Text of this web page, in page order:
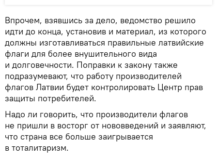
Впрочем, взявшись за дело, ведомство решило
идти до конца, установив и материал, из которого
должны изготавливаться правильные латвийские
флаги для более внушительного вида
и долговечности. Поправки к закону также
подразумевают, что работу производителей
флагов Латвии будет контролировать Центр прав
защиты потребителей.
Надо ли говорить, что производители флагов
не пришли в восторг от нововведений и заявляют,
что страна все больше заигрывается
в тоталитаризм.